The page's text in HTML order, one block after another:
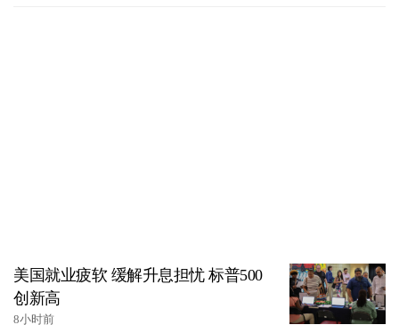
美国就业疲软 缓解升息担忧 标普500
创新高
8小时前